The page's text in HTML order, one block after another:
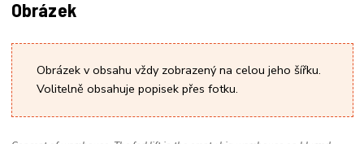
Obrázek
Obrázek v obsahu vždy zobrazený na celou jeho šířku.
Volitelně obsahuje popisek přes fotku.